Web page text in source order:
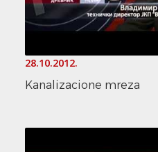
28.10.2012.
Kanalizacione mreza